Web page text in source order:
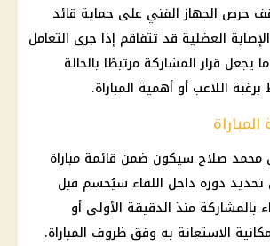
حرص الجهاز الفني على حماية قائد
العضلية قد تتفاقم إذا جرى التعامل
قرار المشاركة مرتبطًا بالحالة
اللاعب أو أهمية المباراة.
محمد صلاح سيكون ضمن قائمة مباراة
تحديد دوره داخل اللقاء سيُحسم قبل
بالمشاركة منذ الدقيقة الأولى أو
الاستعانة به وفق ظروف المباراة.